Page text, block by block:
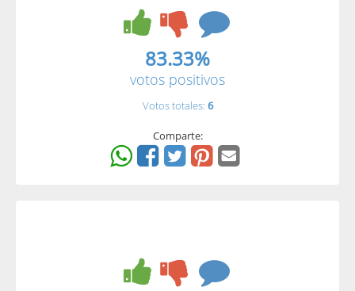
83.33%
votos positivos
Votos totales: 6
Comparte: